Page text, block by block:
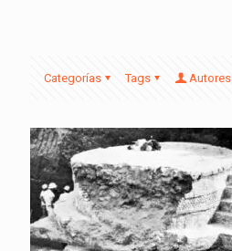
Categorías Tags Autores